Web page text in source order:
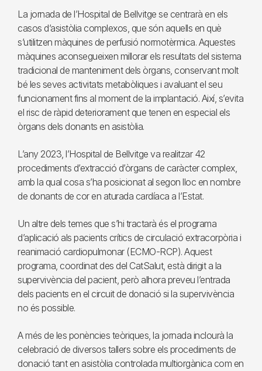
La jornada de l’Hospital de Bellvitge se centrarà en els
casos d’asistòlia complexos, que són aquells en què
s’utilitzen màquines de perfusió normotèrmica. Aquestes
màquines aconsegueixen millorar els resultats del sistema
tradicional de manteniment dels òrgans, conservant molt
bé les seves activitats metabòliques i avaluant el seu
funcionament fins al moment de la implantació. Així, s’evita
el risc de ràpid deteriorament que tenen en especial els
òrgans dels donants en asistòlia.
L’any 2023, l’Hospital de Bellvitge va realitzar 42
procediments d’extracció d’òrgans de caràcter complex,
amb la qual cosa s’ha posicionat al segon lloc en nombre
de donants de cor en aturada cardíaca a l’Estat.
Un altre dels temes que s’hi tractarà és el programa
d’aplicació als pacients crítics de circulació extracorpòria i
reanimació cardiopulmonar (ECMO-RCP). Aquest
programa, coordinat des del CatSalut, està dirigit a la
supervivència del pacient, però alhora preveu l’entrada
dels pacients en el circuit de donació si la supervivència
no és possible.
A més de les ponències teòriques, la jornada inclourà la
celebració de diversos tallers sobre els procediments de
donació tant en asistòlia controlada multiorgànica com en